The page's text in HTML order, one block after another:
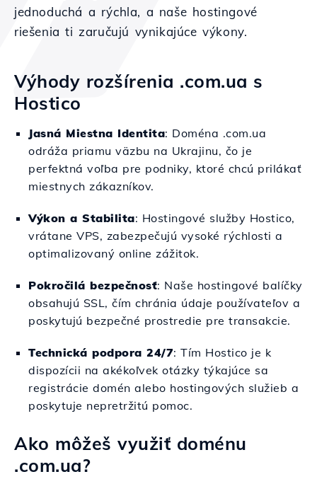
jednoduchá a rýchla, a naše hostingové
riešenia ti zaručujú vynikajúce výkony.
Výhody rozšírenia .com.ua s
Hostico
Jasná Miestna Identita: Doména .com.ua
odráža priamu väzbu na Ukrajinu, čo je
perfektná voľba pre podniky, ktoré chcú prilákať
miestnych zákazníkov.
Výkon a Stabilita: Hostingové služby Hostico,
vrátane VPS, zabezpečujú vysoké rýchlosti a
optimalizovaný online zážitok.
Pokročilá bezpečnosť: Naše hostingové balíčky
obsahujú SSL, čím chránia údaje používateľov a
poskytujú bezpečné prostredie pre transakcie.
Technická podpora 24/7: Tím Hostico je k
dispozícii na akékoľvek otázky týkajúce sa
registrácie domén alebo hostingových služieb a
poskytuje nepretržitú pomoc.
Ako môžeš využiť doménu
.com.ua?